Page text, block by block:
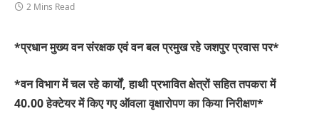
2 Mins Read
*प्रधान मुख्य वन संरक्षक एवं वन बल प्रमुख रहे जशपुर प्रवास पर*
*वन विभाग में चल रहे कार्यों, हाथी प्रभावित क्षेत्रों सहित तपकरा में
40.00 हेक्टेयर में किए गए ऑवला वृक्षारोपण का किया निरीक्षण*